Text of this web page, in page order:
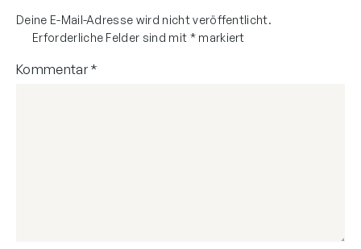
Deine E-Mail-Adresse wird nicht veröffentlicht.
Erforderliche Felder sind mit *markiert
Kommentar*